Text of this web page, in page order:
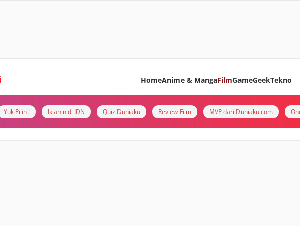
HomeAnime & MangaFilmGameGeekTekno
Yuk Pilih ! Iklanin di IDN Quiz Duniaku Review Film MVP dari Duniaku.com